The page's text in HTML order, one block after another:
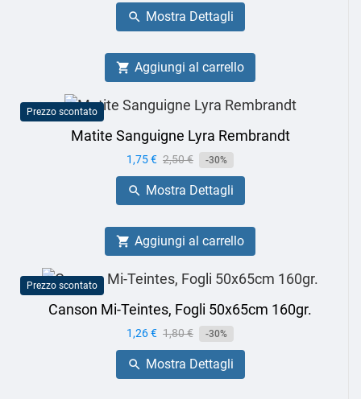
base
 Mostra Dettagli
 Aggiungi al carrello
Prezzo scontato
Matite Sanguigne Lyra Rembrandt
Prezzo
1,75 € Prezzo
base
2,50 € -30%
 Mostra Dettagli
 Aggiungi al carrello
Prezzo scontato
Canson Mi-Teintes, Fogli 50x65cm 160gr.
Prezzo
1,26 € Prezzo
base
1,80 € -30%
 Mostra Dettagli